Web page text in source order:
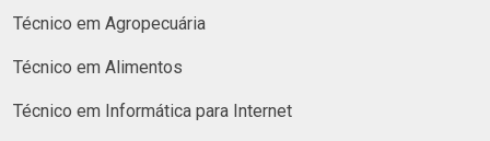
Técnico em Agropecuária
Técnico em Alimentos
Técnico em Informática para Internet